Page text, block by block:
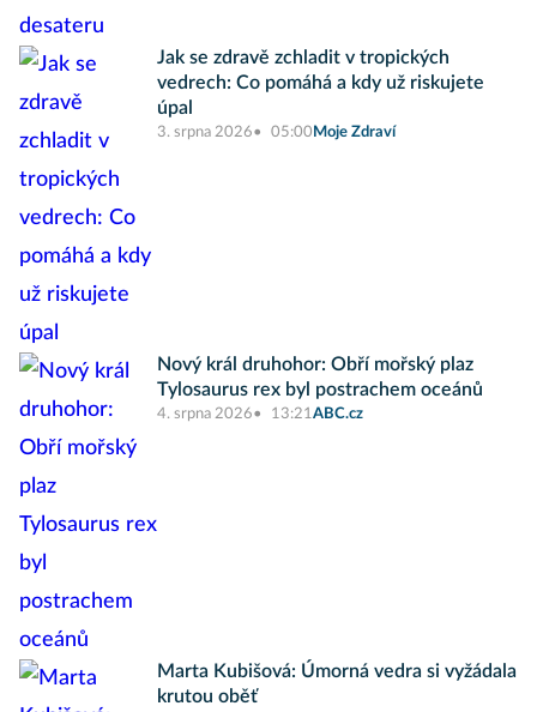
Jak se zdravě zchladit v tropických
vedrech: Co pomáhá a kdy už riskujete
úpal
3. srpna 2026 05:00 Moje Zdraví
Nový král druhohor: Obří mořský plaz
Tylosaurus rex byl postrachem oceánů
4. srpna 2026 13:21ABC.cz
Marta Kubišová: Úmorná vedra si vyžádala
krutou oběť